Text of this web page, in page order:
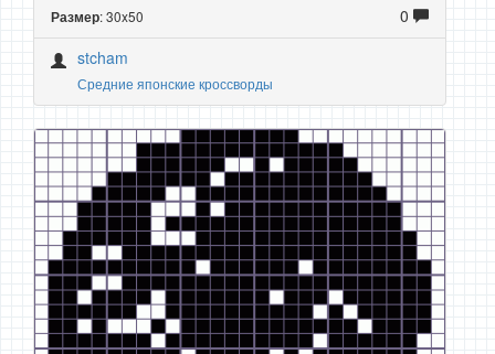
Размер: 30x50
0
stcham
Средние японские кроссворды